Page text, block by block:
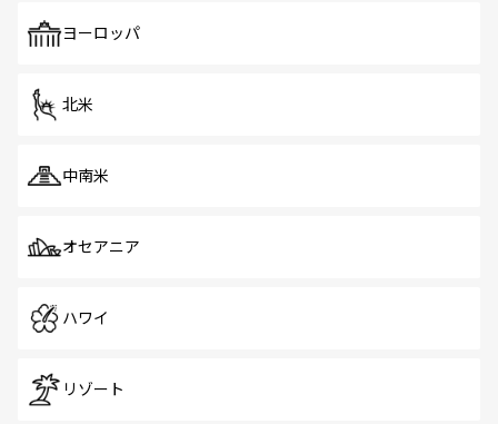
で、ホーカーズは地元の風情を楽しめる外せないスポット
ヨーロッパ
北米
中南米
オセアニア
ハワイ
リゾート